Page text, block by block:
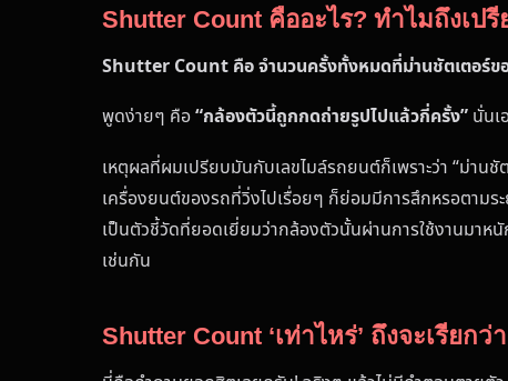
Shutter Count คืออะไร? ทำไมถึงเป
Shutter Count คือ จำนวนครั้งทั้งหมดที่ม่านชัตเตอร์ข
พูดง่ายๆ คือ“กล้องตัวนี้ถูกกดถ่ายรูปไปแล้วกี่ครั้ง” นั่นเ
เหตุผลที่ผมเปรียบมันกับเลขไมล์รถยนต์ก็เพราะว่า “ม่าน
เครื่องยนต์ของรถที่วิ่งไปเรื่อยๆ ก็ย่อมมีการสึกหรอตาม
เป็นตัวชี้วัดที่ยอดเยี่ยมว่ากล้องตัวนั้นผ่านการใช้งานมาห
เช่นกัน
Shutter Count ‘เท่าไหร่’ ถึงจะเรียกว่